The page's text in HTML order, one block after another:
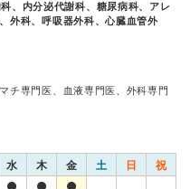
、内分泌代謝科、糖尿病科、アレ
外科、呼吸器外科、心臓血管外
チ専門医、血液専門医、外科専門
水 木 金 土 日 祝